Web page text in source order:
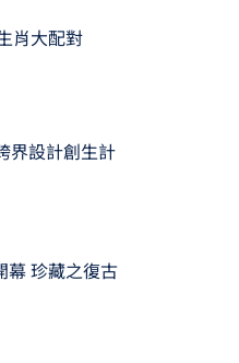
肖大配對
界設計創生計
幕 珍藏之復古